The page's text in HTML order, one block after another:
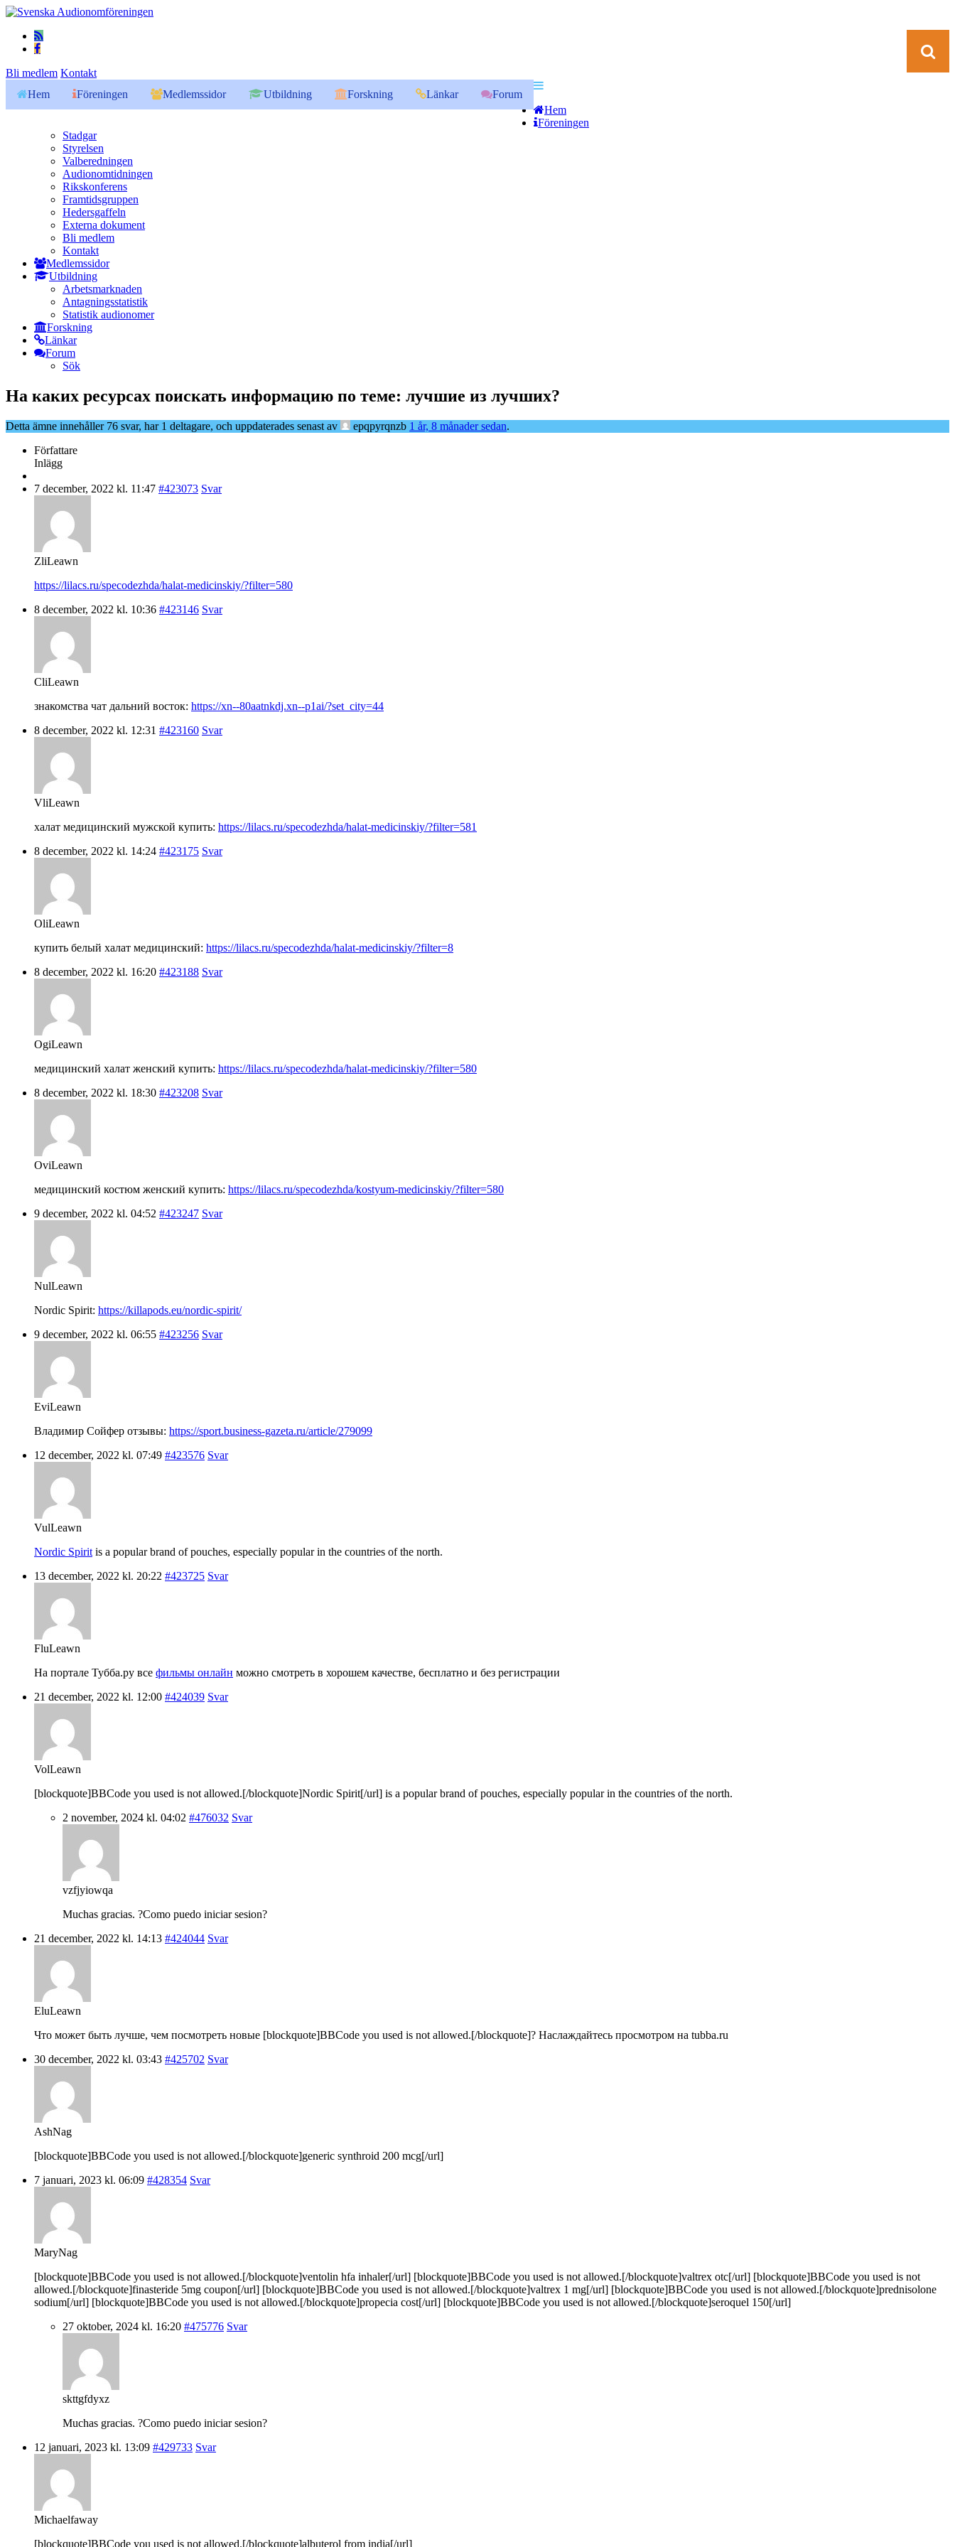
Bli medlem Kontakt
Hem
Föreningen Medlemssidor Utbildning Forskning Länkar
Forum
Hem
Föreningen
Stadgar
Styrelsen
Valberedningen
Audionomtidningen
Rikskonferens
Framtidsgruppen
Hedersgaffeln
Externa dokument
Bli medlem
Kontakt
Medlemssidor
Utbildning
Arbetsmarknaden
Antagningsstatistik
Statistik audionomer
Forskning
Länkar
Forum
Sök
На каких ресурсах поискать информацию по теме: лучшие из лучших?
Detta ämne innehåller 76 svar, har 1 deltagare, och uppdaterades senast av epqpyrqnzb 1 år, 8 månader sedan.
Författare
Inlägg
7 december, 2022 kl. 11:47 #423073 Svar
ZliLeawn
https://lilacs.ru/specodezhda/halat-medicinskiy/?filter=580
8 december, 2022 kl. 10:36 #423146 Svar
CliLeawn
знакомства чат дальний восток: https://xn--80aatnkdj.xn--p1ai/?set_city=44
8 december, 2022 kl. 12:31 #423160 Svar
VliLeawn
халат медицинский мужской купить: https://lilacs.ru/specodezhda/halat-medicinskiy/?filter=581
8 december, 2022 kl. 14:24 #423175 Svar
OliLeawn
купить белый халат медицинский: https://lilacs.ru/specodezhda/halat-medicinskiy/?filter=8
8 december, 2022 kl. 16:20 #423188 Svar
OgiLeawn
медицинский халат женский купить: https://lilacs.ru/specodezhda/halat-medicinskiy/?filter=580
8 december, 2022 kl. 18:30 #423208 Svar
OviLeawn
медицинский костюм женский купить: https://lilacs.ru/specodezhda/kostyum-medicinskiy/?filter=580
9 december, 2022 kl. 04:52 #423247 Svar
NulLeawn
Nordic Spirit: https://killapods.eu/nordic-spirit/
9 december, 2022 kl. 06:55 #423256 Svar
EviLeawn
Владимир Сойфер отзывы: https://sport.business-gazeta.ru/article/279099
12 december, 2022 kl. 07:49 #423576 Svar
VulLeawn
Nordic Spirit is a popular brand of pouches, especially popular in the countries of the north.
13 december, 2022 kl. 20:22 #423725 Svar
FluLeawn
На портале Тубба.ру все фильмы онлайн можно смотреть в хорошем качестве, бесплатно и без регистрации
21 december, 2022 kl. 12:00 #424039 Svar
VolLeawn
[blockquote]BBCode you used is not allowed.[/blockquote]Nordic Spirit[/url] is a popular brand of pouches, especially popular in the countries of the north.
2 november, 2024 kl. 04:02 #476032 Svar
vzfjyiowqa
Muchas gracias. ?Como puedo iniciar sesion?
21 december, 2022 kl. 14:13 #424044 Svar
EluLeawn
Что может быть лучше, чем посмотреть новые [blockquote]BBCode you used is not allowed.[/blockquote]? Наслаждайтесь просмотром на tubba.ru
30 december, 2022 kl. 03:43 #425702 Svar
AshNag
[blockquote]BBCode you used is not allowed.[/blockquote]generic synthroid 200 mcg[/url]
7 januari, 2023 kl. 06:09 #428354 Svar
MaryNag
[blockquote]BBCode you used is not allowed.[/blockquote]ventolin hfa inhaler[/url] [blockquote]BBCode you used is not allowed.[/blockquote]valtrex otc[/url] [blockquote]BBCode you used is not
allowed.[/blockquote]finasteride 5mg coupon[/url] [blockquote]BBCode you used is not allowed.[/blockquote]valtrex 1 mg[/url] [blockquote]BBCode you used is not allowed.[/blockquote]prednisolone
sodium[/url] [blockquote]BBCode you used is not allowed.[/blockquote]propecia cost[/url] [blockquote]BBCode you used is not allowed.[/blockquote]seroquel 150[/url]
27 oktober, 2024 kl. 16:20 #475776 Svar
skttgfdyxz
Muchas gracias. ?Como puedo iniciar sesion?
12 januari, 2023 kl. 13:09 #429733 Svar
Michaelfaway
[blockquote]BBCode you used is not allowed.[/blockquote]albuterol from india[/url]